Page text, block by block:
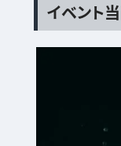
イベント